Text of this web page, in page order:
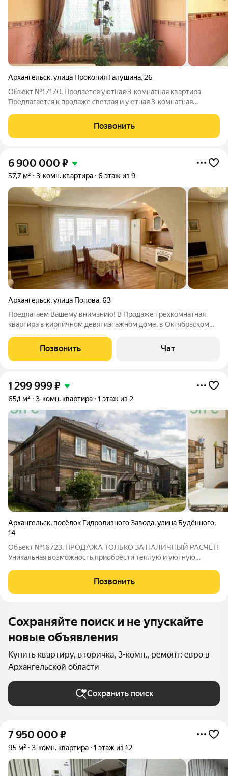
Архангельск,улица Прокопия Галушина, 26
Объект №17170. Продается уютная 3-комнатная квартира
Предлагается к продаже светлая и уютная 3-комнатная
этаже 9-этажного панельного дома 1999 года постройки.
Позвонить
6 900 000 ₽
57,7 м² 3-комн. квартира 6 этаж из 9
Архангельск,улица Попова,63
Предлагаем Вашему вниманию! В Продаже трехкомнатная
квартира в кирпичном девятиэтажном доме, в Октябрьском
Квартира в отличном состоянии с мебелью и бытовой
техникой. Перепланировка согласована.
Позвонить Чат
1 299 999₽
65,1 м² 3-комн. квартира 1 этаж из 2
Архангельск, посёлок Гидролизного Завода,улица Будённого,
14
Объект №16723. ПРОДАЖА ТОЛЬКО ЗА НАЛИЧНЫЙ РАСЧЁТ!
Уникальная возможность приобрести теплую и уютную
просторную кухню, идеально подходящую для теплых и
дружеских семейных вечеров. Смежно-изолированные
Позвонить
Сохраняйте поиск и не упускайте
новые объявления
Купить квартиру, вторичка, 3-комн., ремонт: евро в
Архангельской области
Сохранить поиск
7 950 000 ₽
95 м² 3-комн. квартира 1 этаж из 12